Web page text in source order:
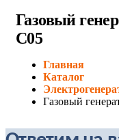
Газовый
C05
Главная
Каталог
Газовый